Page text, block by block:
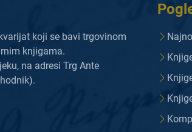
koji se bavi trgovinom
knjigama.
na adresi Trg Ante